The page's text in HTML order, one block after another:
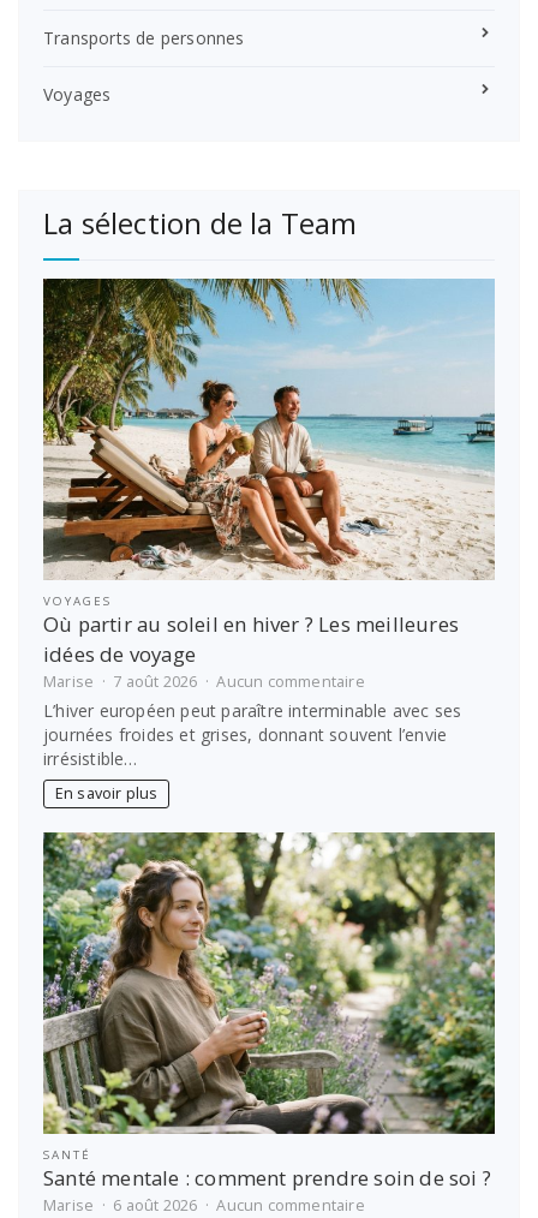
Transports de personnes
Voyages
La sélection de la Team
VOYAGES
Où partir au soleil en hiver ? Les meilleures
idées de voyage
Marise 7 août 2026 Aucun commentairesur
Où
partir
au
Les
meilleures
idées
de
voyage
L’hiver européen peut paraître interminable avec ses
journées froides et grises, donnant souvent l’envie
irrésistible…
En savoir plus
SANTÉ
Santé mentale : comment prendre soin de soi ?
Marise 6 août 2026 Aucun commentairesur